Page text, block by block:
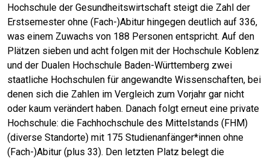
Hochschule der Gesundheitswirtschaft steigt die Zahl der
Erstsemester ohne (Fach-)Abitur hingegen deutlich auf 336,
was einem Zuwachs von 188 Personen entspricht. Auf den
Plätzen sieben und acht folgen mit der Hochschule Koblenz
und der Dualen Hochschule Baden-Württemberg zwei
staatliche Hochschulen für angewandte Wissenschaften, bei
denen sich die Zahlen im Vergleich zum Vorjahr gar nicht
oder kaum verändert haben. Danach folgt erneut eine private
Hochschule: die Fachhochschule des Mittelstands (FHM)
(diverse Standorte) mit 175 Studienanfänger*innen ohne
(Fach-)Abitur (plus 33). Den letzten Platz belegt die